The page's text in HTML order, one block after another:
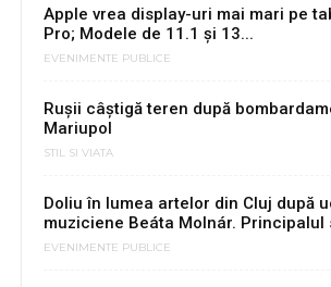
Apple vrea display-uri mai mari pe
Pro; Modele de 11.1 și 13...
EVENIMENTE PUBLICE
Rușii câștigă teren după
Mariupol
STIL SI VIATA
Doliu în lumea artelor din Cluj după
muziciene Beáta Molnár. Principalul
EVENIMENTE PUBLICE